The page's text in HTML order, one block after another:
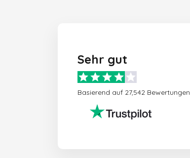
Sehr gut
Basierend auf 27,542 Bewertungen